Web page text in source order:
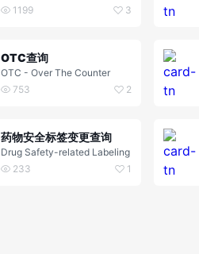
d Research | CDER
1199 3
OTC查询
OTC - Over The Counter
753
2
药物安全标签变更查询
Drug Safety-related Labeling
Changes (SrLC)
233 1